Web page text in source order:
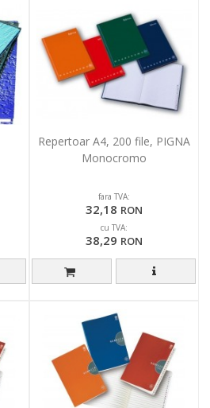
Repertoar A4, 200 file, PIGNA
Monocromo
fara TVA:
32,18 RON
cu TVA:
38,29 RON